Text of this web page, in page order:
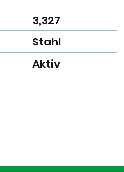
3,327
Stahl
Aktiv